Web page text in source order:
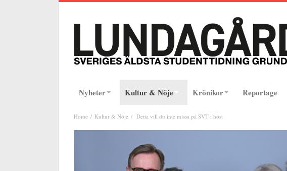
Nyheter Kultur & Nöje Krönikor Reportage
Home Kultur & Nöje Detta vill du inte missa på SVT i höst